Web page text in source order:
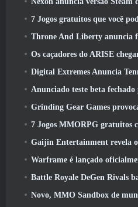
7 Jogos gratuitos que você pode
Throne And Liberty anuncia fusão de
Os caçadores do ARISE chegam ao
Digital Extremes Anuncia
Anunciado teste beta fechado para
Grinding Gear Games
7 Jogos MMORPG gratuitos com a
Gaijin Entertainment revela o “primeiro
Warframe é lançado oficialmente
Battle Royale DeGen Rivals baseado em Crazy Kart combina todas as
Novo, MMO Sandbox de mundo único